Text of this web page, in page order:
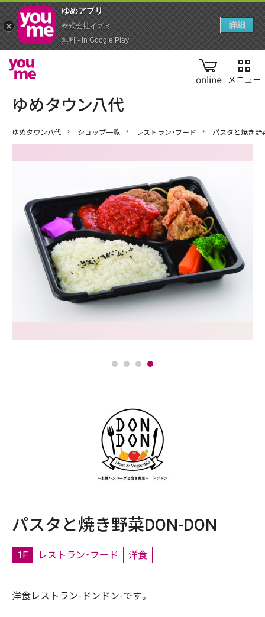
online
ゆめタウン八代 ショップ一覧 レストラン・フード パスタと焼き野
パスタと焼き野菜DON-DON
1F レストラン・フード 洋食
洋食レストラン-ドンドン-です。
ゆめアプ‪リ‬
株式会社イズミ
無料 - In Google Play
詳細